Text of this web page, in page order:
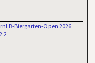
Biergarten-Open 2026